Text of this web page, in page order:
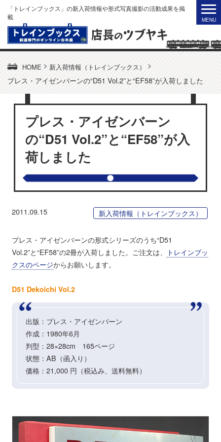
「トレインブックス」の新入荷情報や形式写真撮影の活動成果を掲
載
HOME > 新入荷情報（トレインブックス）
>
プレス・アイゼンバーンの“D51 Vol.2”と“EF58”が入荷しました
プレス・アイゼンバーン
の“D51 Vol.2”と“EF58”が入
荷しました
2011.09.15 新入荷情報（トレインブックス）
プレス・アイゼンバーンの形式シリーズのうち“D51
Vol.2”と“EF58”の2冊が入荷しました。ご注文は、
トレインブッ
クスのページからお願いします。
D51 Dekoichi Vol.2
出版：プレス・アイゼンバーン
作成：1980年6月
判型：28×28cm 165ページ
状態：AB（函入り）
価格：21,000 円（税込み、送料無料）